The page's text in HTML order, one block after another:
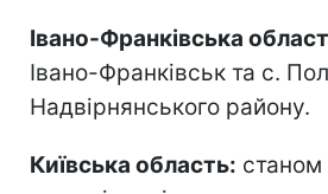
Івано-Франківська
Івано-Франківськ та с.
Надвірнянського району.
Київська область: